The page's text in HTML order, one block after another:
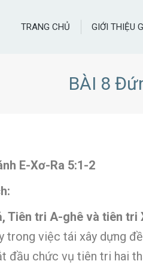
TRANG CHỦ GIỚI THIỆU
BÀI 8
E-Xơ-Ra 5:1-2
Tiên tri A-ghê và tiên tri
trong việc tái xây dựng
đầu chức vụ tiên tri hai